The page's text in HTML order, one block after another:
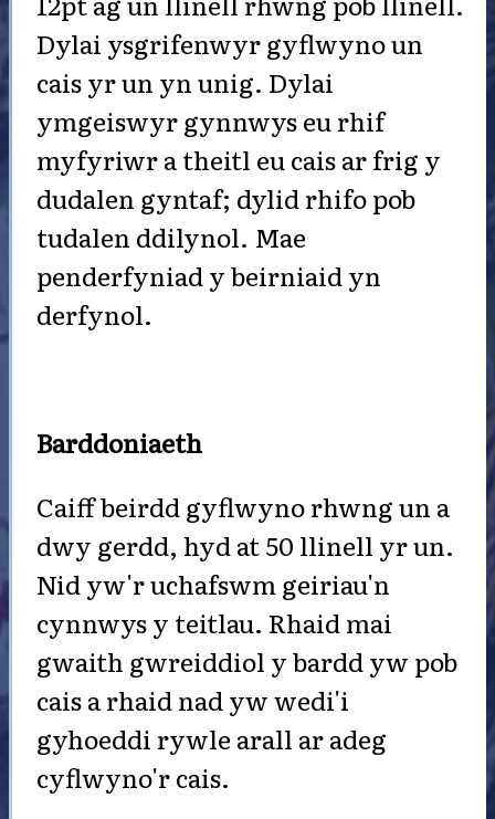
Dylai ysgrifenwyr gyflwyno un
cais yr un yn unig. Dylai
ymgeiswyr gynnwys eu rhif
myfyriwr a theitl eu cais ar frig y
dudalen gyntaf; dylid rhifo pob
tudalen ddilynol. Mae
penderfyniad y beirniaid yn
derfynol.
Barddoniaeth
Caiff beirdd gyflwyno rhwng un a
dwy gerdd, hyd at 50 llinell yr un.
Nid yw'r uchafswm geiriau'n
cynnwys y teitlau. Rhaid mai
gwaith gwreiddiol y bardd yw pob
cais a rhaid nad yw wedi'i
gyhoeddi rywle arall ar adeg
cyflwyno'r cais.